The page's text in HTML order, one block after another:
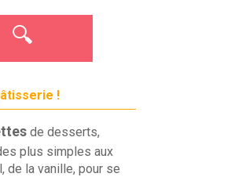
🔍
!
de desserts,
plus simples aux
de la vanille, pour se